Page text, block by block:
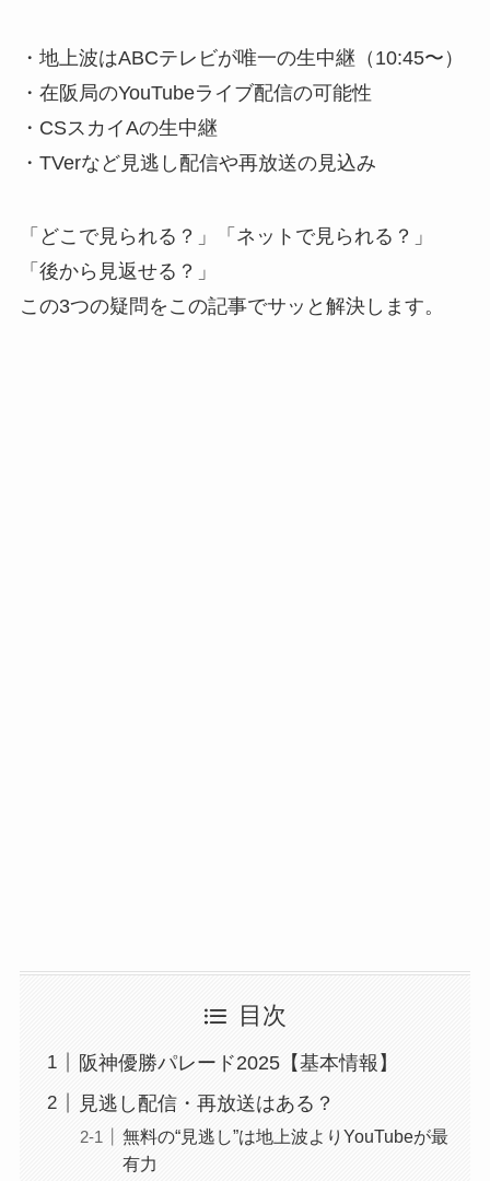
・地上波はABCテレビが唯一の生中継（10:45〜）
・在阪局のYouTubeライブ配信の可能性
・CSスカイAの生中継
・TVerなど見逃し配信や再放送の見込み
「どこで見られる？」「ネットで見られる？」
「後から見返せる？」
この3つの疑問をこの記事でサッと解決します。
目次
阪神優勝パレード2025【基本情報】
見逃し配信・再放送はある？
無料の“見逃し”は地上波よりYouTubeが最
有力